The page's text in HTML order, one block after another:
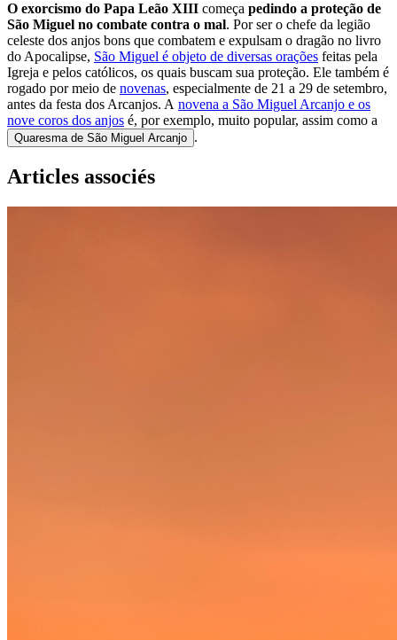
O exorcismo do Papa Leão XIII começa pedindo a proteção de
São Miguel no combate contra o mal. Por ser o chefe da legião
celeste dos anjos bons que combatem e expulsam o dragão no livro
do Apocalipse, São Miguel é objeto de diversas orações feitas pela
Igreja e pelos católicos, os quais buscam sua proteção. Ele também é
rogado por meio de novenas, especialmente de 21 a 29 de setembro,
antes da festa dos Arcanjos. A novena a São Miguel Arcanjo e os
nove coros dos anjos é, por exemplo, muito popular, assim como a
Quaresma de São Miguel Arcanjo .
Articles associés